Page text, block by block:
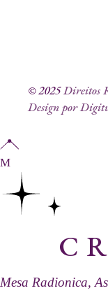
© 2025Direitos
Design por
Mesa Radionica,